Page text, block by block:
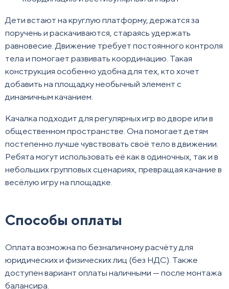
Дети встают на круглую платформу, держатся за
поручень и раскачиваются, стараясь удержать
равновесие. Движение требует постоянного контроля
тела и помогает развивать координацию. Такая
конструкция особенно удобна для тех, кто хочет
добавить на площадку необычный элемент с
динамичным качанием.
Качалка подходит для регулярных игр во дворе или в
общественном пространстве. Она помогает детям
постепенно лучше чувствовать своё тело в движении.
Ребята могут использовать её как в одиночных, так и в
небольших групповых сценариях, превращая качание в
весёлую игру на площадке.
Способы оплаты
Оплата возможна по безналичному расчёту для
юридических и физических лиц (без НДС). Также
доступен вариант оплаты наличными — после монтажа
балансира.